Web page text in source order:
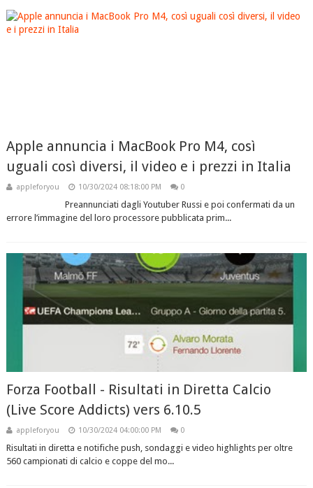
Apple annuncia i MacBook Pro M4, così
uguali così diversi, il video e i prezzi in Italia
appleforyou 10/30/2024 08:18:00 PM 0
Preannunciati dagli Youtuber Russi e poi confermati da un
errore l’immagine del loro processore pubblicata prim...
Forza Football - Risultati in Diretta Calcio
(Live Score Addicts) vers 6.10.5
appleforyou 10/30/2024 04:00:00 PM 0
Risultati in diretta e notifiche push, sondaggi e video highlights per oltre
560 campionati di calcio e coppe del mo...